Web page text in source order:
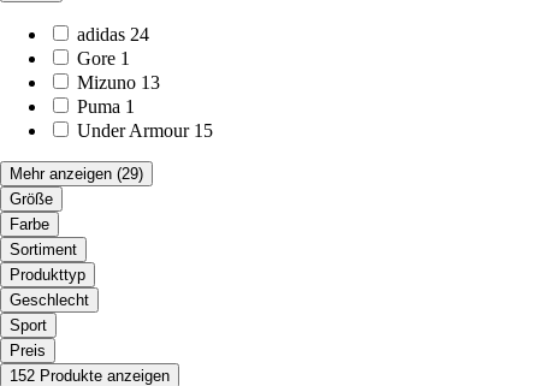
adidas 24
Gore 1
Mizuno 13
Puma 1
Under Armour 15
Mehr anzeigen (29)
Größe
Farbe
Sortiment
Produkttyp
Geschlecht
Sport
Preis
152 Produkte anzeigen